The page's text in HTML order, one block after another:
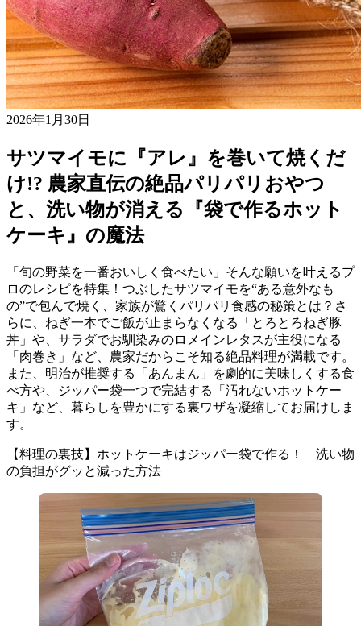
2026年1月30日
サツマイモに『アレ』を巻いて焼くだ
け!? 農家直伝の絶品パリパリおやつ
と、洗い物が消える『袋で作るホット
ケーキ』の魔法
「旬の野菜を一番おいしく食べたい」そんな願いを叶えるプ
ロのレシピを特集！つぶしたサツマイモを“ある意外なも
の”で包んで焼く、家族が驚くパリパリ食感の秘策とは？さ
らに、ねぎ一本でご飯が止まらなくなる「とろとろねぎ豚
丼」や、サラダでお馴染みのロメインレタスが主役になる
「肉巻き」など、農家だからこそ知る絶品料理が満載です。
また、明治が推奨する「あんまん」を劇的に美味しくする食
べ方や、ジッパー袋一つで完結する「汚れないホットケー
キ」など、暮らしを豊かにする裏ワザを凝縮してお届けしま
す。
【料理の裏技】ホットケーキはジッパー袋で作る！ 洗い物
の負担がグッと減った方法